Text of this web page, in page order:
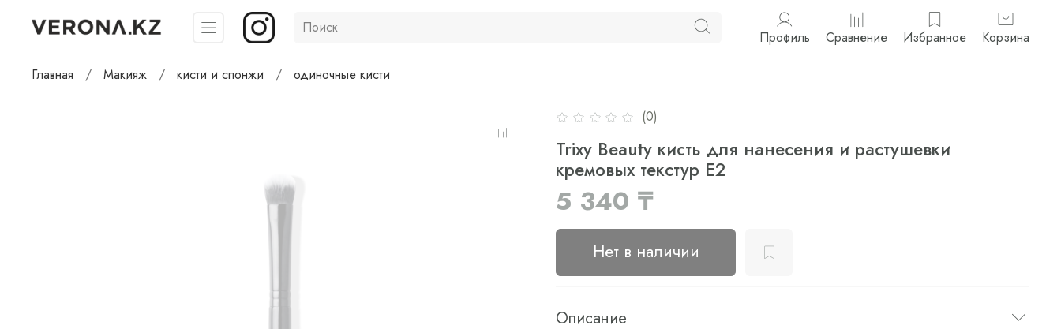
Профиль Сравнение Избранное Корзина
Главная Макияж кисти и спонжи одиночные кисти
(0)
Trixy Beauty кисть для нанесения и растушевки
кремовых текстур Е2
5 340 ₸
Нет в наличии
Описание